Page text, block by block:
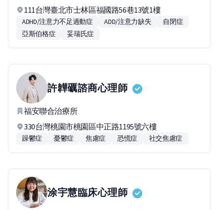
111台灣臺北市士林區福國路56巷13號1樓
ADHD/注意力不足過動症 ADD/注意力缺失
自閉症
亞斯伯格症
妥瑞氏症
許韡礪諮商心理師
福安聯合治療所
330台灣桃園市桃園區中正路1195號六樓
躁鬱症 憂鬱症 焦慮症 恐慌症 社交焦慮症
涂宇慧臨床心理師